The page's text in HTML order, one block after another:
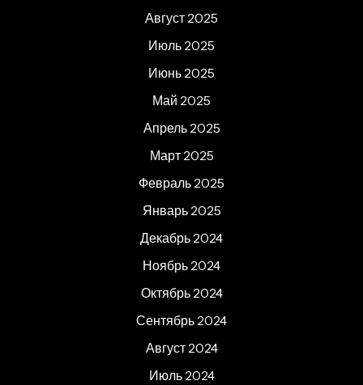
Август 2025
Июль 2025
Июнь 2025
Май 2025
Апрель 2025
Март 2025
Февраль 2025
Январь 2025
Декабрь 2024
Ноябрь 2024
Октябрь 2024
Сентябрь 2024
Август 2024
Июль 2024